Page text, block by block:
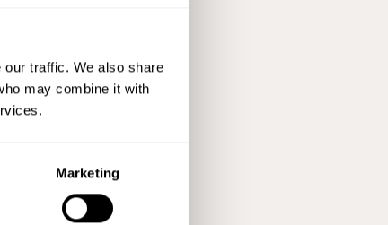
traffic. We also share
may combine it with
Marketing